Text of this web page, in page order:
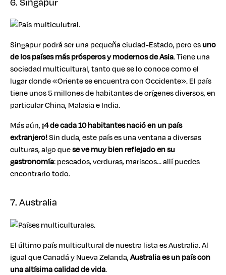
Singapur podrá ser una pequeña ciudad-Estado, pero esuno
de los países más prósperos y modernos de Asia. Tiene una
sociedad multicultural, tanto que se lo conoce como el
lugar donde «Oriente se encuentra con Occidente». El país
tiene unos 5 millones de habitantes de orígenes diversos, en
particular China, Malasia e India.
Más aún,¡4 de cada 10 habitantes nació en un país
extranjero!Sin duda, este país es una ventana a diversas
culturas, algo quese ve muy bien reflejado en su
gastronomía: pescados, verduras, mariscos… allí puedes
encontrarlo todo.
7. Australia
El último país multicultural de nuestra lista es Australia. Al
igual que Canadá y Nueva Zelanda,Australia es un país con
una altísima calidad de vida.